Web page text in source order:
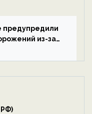
предупредили
из-за